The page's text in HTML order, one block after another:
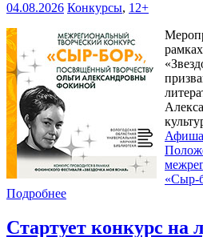
04.08.2026 Конкурсы, 12+
Афиша
«Сыр-
Подробнее
Стартует конкурс на